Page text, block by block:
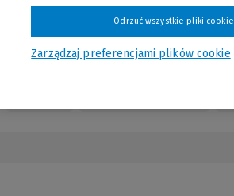
Zarządzaj preferencjami plików cookie
Odrzuć wszystkie pliki cookie